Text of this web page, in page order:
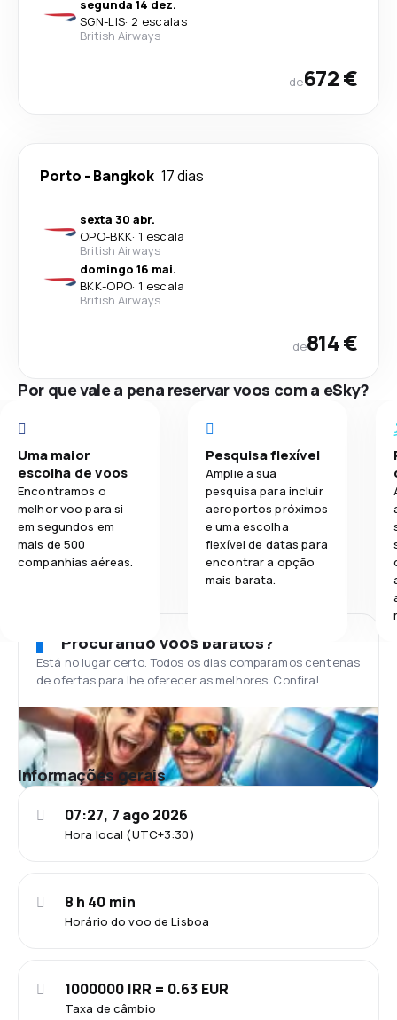
segunda 14 dez.
SGN-LIS· 2 escalas
British Airways
de672 €
Porto - Bangkok 17 dias
sexta 30 abr.
OPO-BKK· 1 escala
British Airways
domingo 16 mai.
BKK-OPO· 1 escala
British Airways
de814 €
Por que vale a pena reservar voos com a eSky?
Uma maior
escolha de voos
Encontramos o
melhor voo para si
em segundos em
mais de 500
companhias aéreas.
Pesquisa flexível
Amplie a sua
pesquisa para incluir
aeroportos próximos
e uma escolha
flexível de datas para
encontrar a opção
mais barata.
Procurando voos baratos?
Está no lugar certo. Todos os dias comparamos centenas
de ofertas para lhe oferecer as melhores. Confira!
Informações gerais
Hora local (UTC+3:30)
07:27, 7 ago 2026
Horário do voo de Lisboa
8 h 40 min
Taxa de câmbio
1000000 IRR = 0.63 EUR